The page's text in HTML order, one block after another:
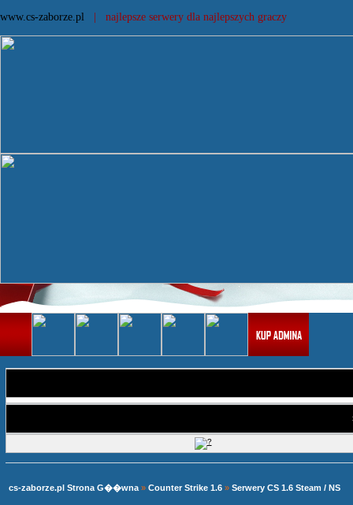
www.cs-zaborze.pl | najlepsze serwery dla najlepszych graczy
cs-zaborze.pl Strona G��wna » Counter Strike 1.6 » Serwery CS 1.6 Steam / NS